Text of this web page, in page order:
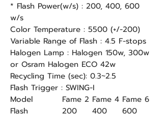
* Flash Power(w/s) : 200, 400, 600
w/s
Color Temperature : 5500 (+/-200)
Variable Range of Flash : 4.5 F-stops
Halogen Lamp : Halogen 150w, 300w
or Osram Halogen ECO 42w
Recycling Time (sec): 0.3~2.5
Flash Trigger : SWING-I
Model
Fame 2 Fame 4 Fame 6
Flash
200 400 600